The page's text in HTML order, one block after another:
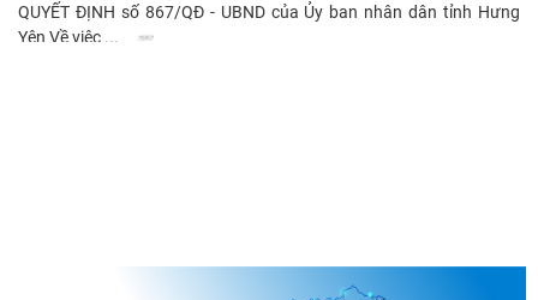
QUYẾT ĐỊNH số 867/QĐ - UBND của Ủy ban nhân dân tỉnh Hưng
Yên Về việc ...